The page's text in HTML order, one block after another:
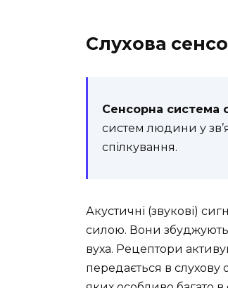
Слухова
Сенсорна система
систем людини у
спілкування.
Акустичні (звукові)
силою. Вони збуджують
вуха. Рецептори
передається в слухову